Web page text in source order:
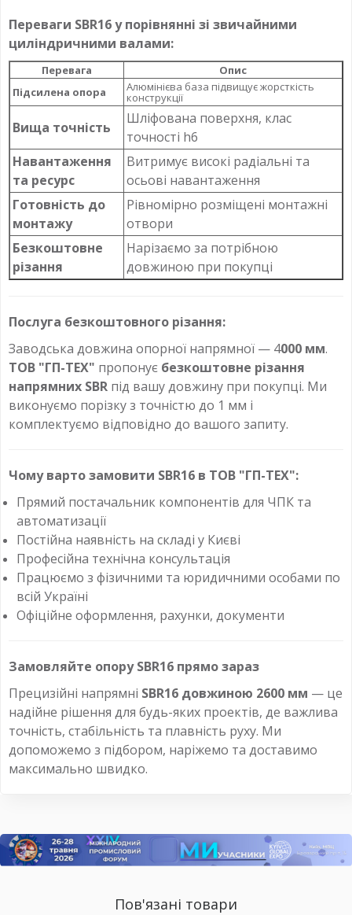
Переваги SBR16 у порівнянні зі звичайними
циліндричними валами:
Перевага
Опис
Підсилена опора
Алюмінієва база підвищує жорсткість
конструкції
Вища точність
Шліфована поверхня, клас
точності h6
Навантаження
та ресурс
Витримує високі радіальні та
осьові навантаження
Готовність до
монтажу
Рівномірно розміщені монтажні
отвори
Безкоштовне
різання
Нарізаємо за потрібною
довжиною при покупці
Послуга безкоштовного різання:
Заводська довжина опорної напрямної — 4000 мм.
ТОВ "ГП-ТЕХ" пропонує безкоштовне різання
напрямних SBR під вашу довжину при покупці. Ми
виконуємо порізку з точністю до 1 мм і
комплектуємо відповідно до вашого запиту.
Чому варто замовити SBR16 в ТОВ "ГП-ТЕХ":
Прямий постачальник компонентів для ЧПК та
автоматизації
Постійна наявність на складі у Києві
Професійна технічна консультація
Працюємо з фізичними та юридичними особами по
всій Україні
Офіційне оформлення, рахунки, документи
Замовляйте опору SBR16 прямо зараз
Прецизійні напрямні SBR16 довжиною 2600 мм — це
надійне рішення для будь-яких проектів, де важлива
точність, стабільність та плавність руху. Ми
допоможемо з підбором, наріжемо та доставимо
максимально швидко.
Пов'язані товари